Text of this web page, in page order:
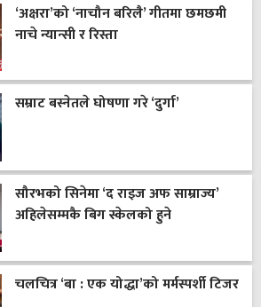
‘अक्षरा’को ‘नाचौन बरिलै’ गीतमा छमछमी
नाचे न्यान्सी र रिस्ता
सम्राट बस्नेतले घोषणा गरे ‘दुर्गा’
सौरभको सिनेमा ‘द राइज अफ साम्राज्य’
अहिलेसम्मकै बिग स्केलको हुने
चलचित्र ‘बा : एक योद्धा’को मर्मस्पर्शी टिजर